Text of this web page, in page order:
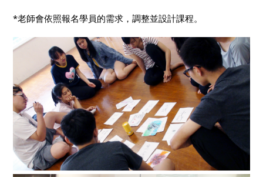
*老師會依照報名學員的需求，調整並設計課程。